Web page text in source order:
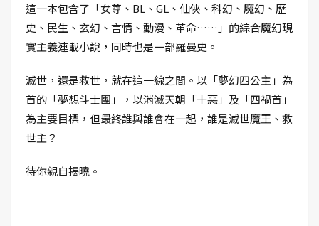
這一本包含了「女尊、BL、GL、仙俠、科幻、魔幻、歷
史、民生、玄幻、言情、動漫、革命……」的綜合魔幻現
實主義連載小說，同時也是一部羅曼史。
滅世，還是救世，就在這一線之間。以「夢幻四公主」為
首的「夢想斗士團」，以消滅天朝「十惡」及「四禍首」
為主要目標，但最終誰與誰會在一起，誰是滅世魔王、救
世主？
待你親自揭曉。